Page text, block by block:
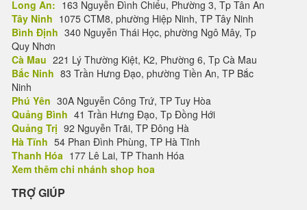
Long An: 163 Nguyễn Đình Chiểu, Phường 3, Tp Tân An
Tây Ninh 1075 CTM8, phường Hiệp Ninh, TP Tây Ninh
Bình Định 340 Nguyễn Thái Học, phường Ngô Mây, Tp
Quy Nhơn
Cà Mau 221 Lý Thường Kiệt, K2, Phường 6, Tp Cà Mau
Bắc Ninh 83 Trần Hưng Đạo, phường Tiền An, TP Bắc
Ninh
Phú Yên 30A Nguyễn Công Trứ, TP Tuy Hòa
Quảng Bình 41 Trần Hưng Đạo, Tp Đồng Hới
Quảng Trị 92 Nguyễn Trãi, TP Đông Hà
Hà Tĩnh 54 Phan Đình Phùng, TP Hà Tĩnh
Thanh Hóa 177 Lê Lai, TP Thanh Hóa
Xem thêm chi nhánh shop hoa
TRỢ GIÚP